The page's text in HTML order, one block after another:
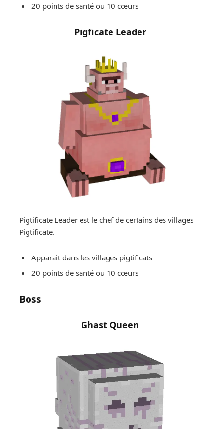
20 points de santé ou 10 cœurs
Pigficate Leader
Pigtificate Leader est le chef de certains des villages
Pigtificate.
Apparait dans les villages pigtificats
20 points de santé ou 10 cœurs
Boss
Ghast Queen